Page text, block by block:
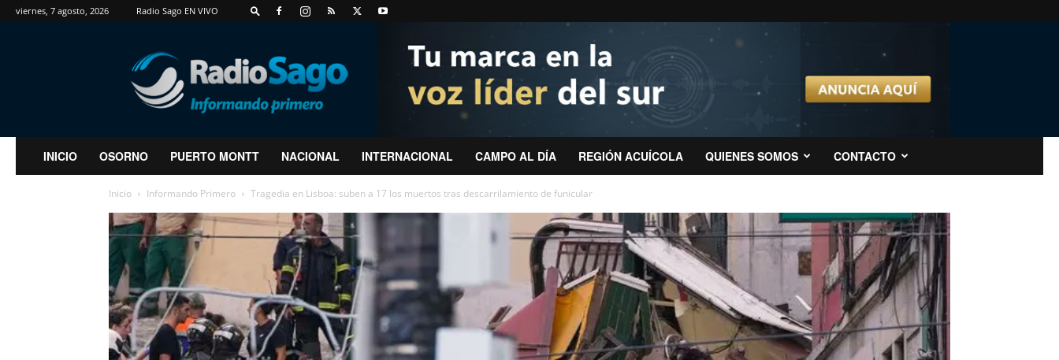
viernes, 7 agosto, 2026 Radio Sago EN VIVO
RadioSago
INICIO OSORNO PUERTO MONTT NACIONAL INTERNACIONAL CAMPO AL DÍA REGIÓN ACUÍCOLA QUIENES SOMOS CONTACTO
Inicio Informando Primero Tragedia en Lisboa: suben a 17 los muertos tras descarrilamiento de funicular